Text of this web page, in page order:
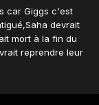
car Giggs c'est
devrait
mort à la fin du
reprendre leur